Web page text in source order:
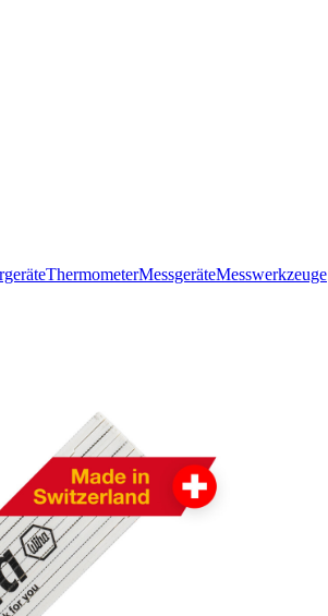
ThermometerMessgeräteMesswerkzeuge